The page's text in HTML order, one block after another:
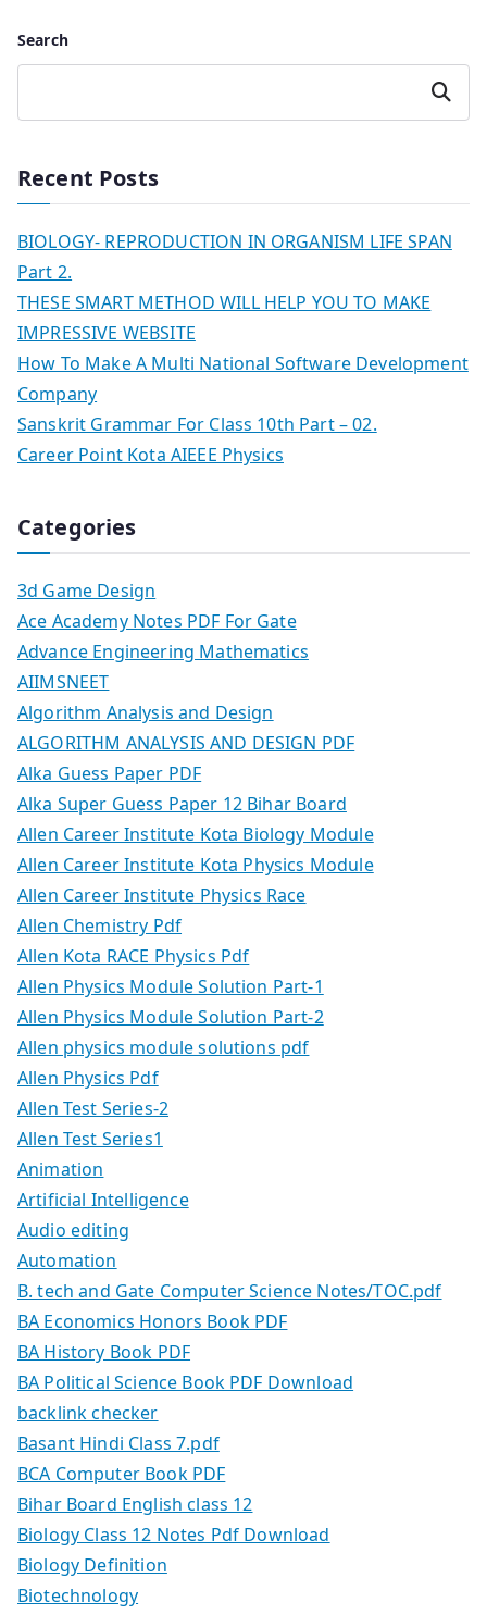
Search
Search
Recent Posts
BIOLOGY- REPRODUCTION IN ORGANISM LIFE SPAN
Part 2.
THESE SMART METHOD WILL HELP YOU TO MAKE
IMPRESSIVE WEBSITE
How To Make A Multi National Software Development
Company
Sanskrit Grammar For Class 10th Part – 02.
Career Point Kota AIEEE Physics
Categories
3d Game Design
Ace Academy Notes PDF For Gate
Advance Engineering Mathematics
AIIMSNEET
Algorithm Analysis and Design
ALGORITHM ANALYSIS AND DESIGN PDF
Alka Guess Paper PDF
Alka Super Guess Paper 12 Bihar Board
Allen Career Institute Kota Biology Module
Allen Career Institute Kota Physics Module
Allen Career Institute Physics Race
Allen Chemistry Pdf
Allen Kota RACE Physics Pdf
Allen Physics Module Solution Part-1
Allen Physics Module Solution Part-2
Allen physics module solutions pdf
Allen Physics Pdf
Allen Test Series-2
Allen Test Series1
Animation
Artificial Intelligence
Audio editing
Automation
B. tech and Gate Computer Science Notes/TOC.pdf
BA Economics Honors Book PDF
BA History Book PDF
BA Political Science Book PDF Download
backlink checker
Basant Hindi Class 7.pdf
BCA Computer Book PDF
Bihar Board English class 12
Biology Class 12 Notes Pdf Download
Biology Definition
Biotechnology